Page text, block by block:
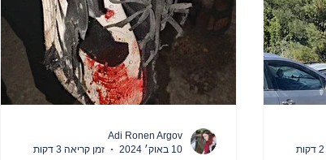
עדויות רופאים מעזה
Adi Ronen Argov
10 באוק׳ 2024
זמן קריאה 3 דקות